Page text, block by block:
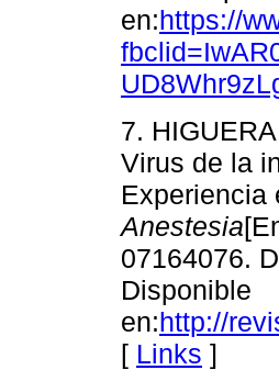
en:https://
7.
Virus de la
Experiencia
Anestesia
07164076.
Disponible
en:http://
[ Links ]